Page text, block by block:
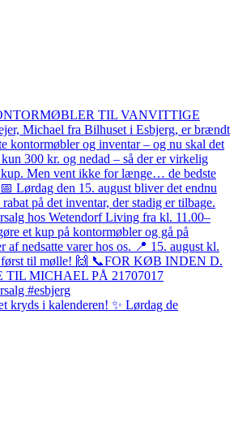
i kalenderen! ✨ Lørdag de